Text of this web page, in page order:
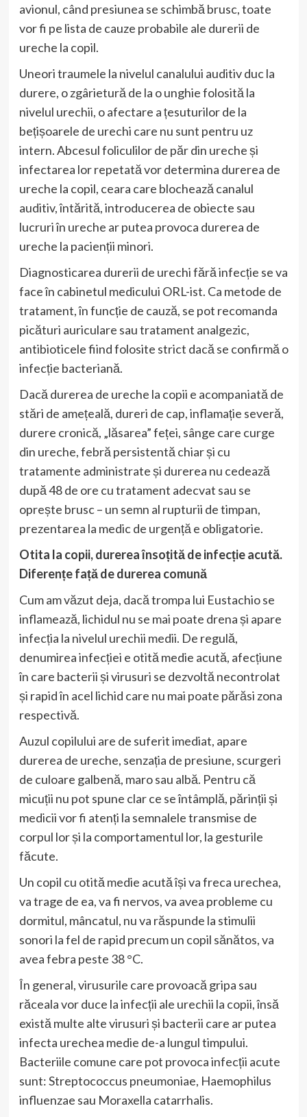
avionul, când presiunea se schimbă brusc, toate
vor fi pe lista de cauze probabile ale durerii de
ureche la copil.
Uneori traumele la nivelul canalului auditiv duc la
durere, o zgârietură de la o unghie folosită la
nivelul urechii, o afectare a țesuturilor de la
bețișoarele de urechi care nu sunt pentru uz
intern. Abcesul foliculilor de păr din ureche și
infectarea lor repetată vor determina durerea de
ureche la copil, ceara care blochează canalul
auditiv, întărită, introducerea de obiecte sau
lucruri în ureche ar putea provoca durerea de
ureche la pacienții minori.
Diagnosticarea durerii de urechi fără infecție se va
face în cabinetul medicului ORL-ist. Ca metode de
tratament, în funcție de cauză, se pot recomanda
picături auriculare sau tratament analgezic,
antibioticele fiind folosite strict dacă se confirmă o
infecție bacteriană.
Dacă durerea de ureche la copii e acompaniată de
stări de amețeală, dureri de cap, inflamație severă,
durere cronică, „lăsarea” feței, sânge care curge
din ureche, febră persistentă chiar și cu
tratamente administrate și durerea nu cedează
după 48 de ore cu tratament adecvat sau se
oprește brusc – un semn al rupturii de timpan,
prezentarea la medic de urgență e obligatorie.
Otita la copii, durerea însoțită de infecție acută.
Diferențe față de durerea comună
Cum am văzut deja, dacă trompa lui Eustachio se
inflamează, lichidul nu se mai poate drena și apare
infecția la nivelul urechii medii. De regulă,
denumirea infecției e otită medie acută, afecțiune
în care bacterii și virusuri se dezvoltă necontrolat
și rapid în acel lichid care nu mai poate părăsi zona
respectivă.
Auzul copilului are de suferit imediat, apare
durerea de ureche, senzația de presiune, scurgeri
de culoare galbenă, maro sau albă. Pentru că
micuții nu pot spune clar ce se întâmplă, părinții și
medicii vor fi atenți la semnalele transmise de
corpul lor și la comportamentul lor, la gesturile
făcute.
Un copil cu otită medie acută își va freca urechea,
va trage de ea, va fi nervos, va avea probleme cu
dormitul, mâncatul, nu va răspunde la stimulii
sonori la fel de rapid precum un copil sănătos, va
avea febra peste 38 °C.
În general, virusurile care provoacă gripa sau
răceala vor duce la infecții ale urechii la copii, însă
există multe alte virusuri și bacterii care ar putea
infecta urechea medie de-a lungul timpului.
Bacteriile comune care pot provoca infecții acute
sunt: Streptococcus pneumoniae, Haemophilus
influenzae sau Moraxella catarrhalis.